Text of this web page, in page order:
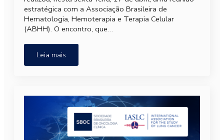
estratégica com a Associação Brasileira de
Hematologia, Hemoterapia e Terapia Celular
(ABHH). O encontro, que…
Leia mais